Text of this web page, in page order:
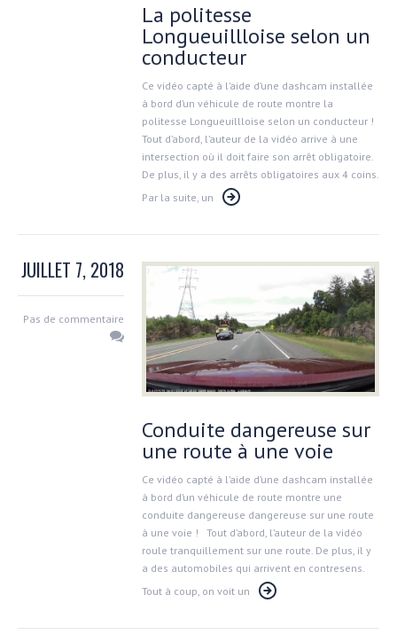
La politesse
Longueuillloise selon un
conducteur
Ce vidéo capté à l’aide d’une dashcam installée
à bord d’un véhicule de route montre la
politesse Longueuillloise selon un conducteur !
Tout d’abord, l’auteur de la vidéo arrive à une
intersection où il doit faire son arrêt obligatoire.
De plus, il y a des arrêts obligatoires aux 4 coins.
Par la suite, un
JUILLET 7, 2018
Pas de commentaire
Conduite dangereuse sur
une route à une voie
Ce vidéo capté à l’aide d’une dashcam installée
à bord d’un véhicule de route montre une
conduite dangereuse dangereuse sur une route
à une voie ! Tout d’abord, l’auteur de la vidéo
roule tranquillement sur une route. De plus, il y
a des automobiles qui arrivent en contresens.
Tout à coup, on voit un